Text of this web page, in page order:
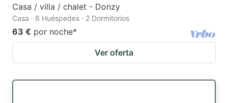
Casa / villa / chalet - Donzy
Casa · 6 Huéspedes · 2 Dormitorios
63 € por noche*
Ver oferta